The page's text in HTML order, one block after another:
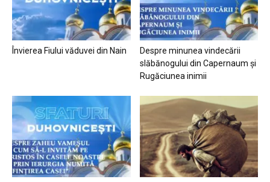
Învierea Fiului văduvei din Nain
Despre minunea vindecării
slăbănogului din Capernaum și
Rugăciunea inimii